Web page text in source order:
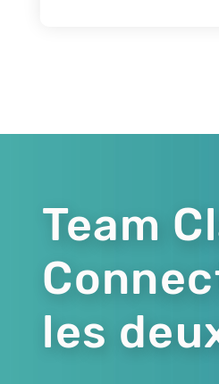
Team
les